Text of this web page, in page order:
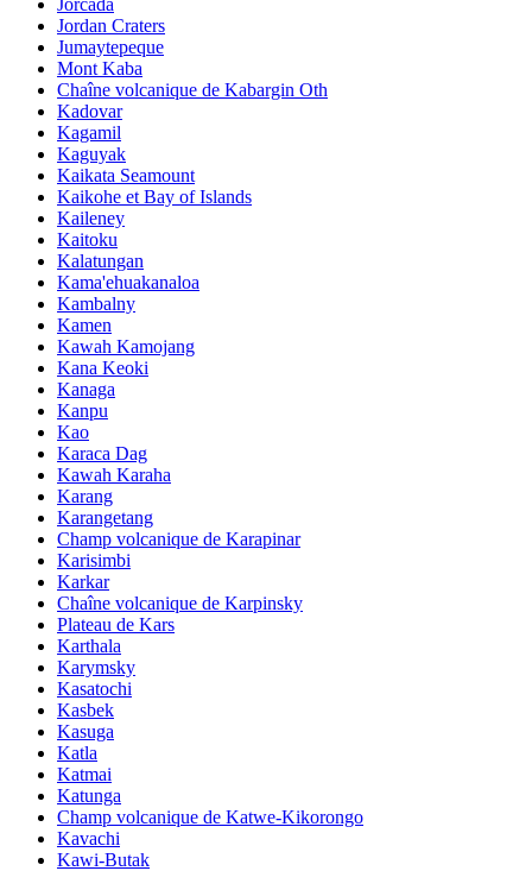
Jordan Craters
Jumaytepeque
Mont Kaba
Chaîne volcanique de Kabargin Oth
Kadovar
Kagamil
Kaguyak
Kaikata Seamount
Kaikohe et Bay of Islands
Kaileney
Kaitoku
Kalatungan
Kama'ehuakanaloa
Kambalny
Kamen
Kawah Kamojang
Kana Keoki
Kanaga
Kanpu
Kao
Karaca Dag
Kawah Karaha
Karang
Karangetang
Champ volcanique de Karapinar
Karisimbi
Karkar
Chaîne volcanique de Karpinsky
Plateau de Kars
Karthala
Karymsky
Kasatochi
Kasbek
Kasuga
Katla
Katmai
Katunga
Champ volcanique de Katwe-Kikorongo
Kavachi
Kawi-Butak